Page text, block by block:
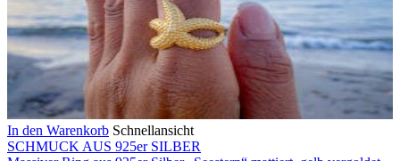
In den Warenkorb Schnellansicht
SCHMUCK AUS 925er SILBER